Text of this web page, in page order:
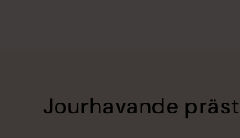
Jourhavande präst